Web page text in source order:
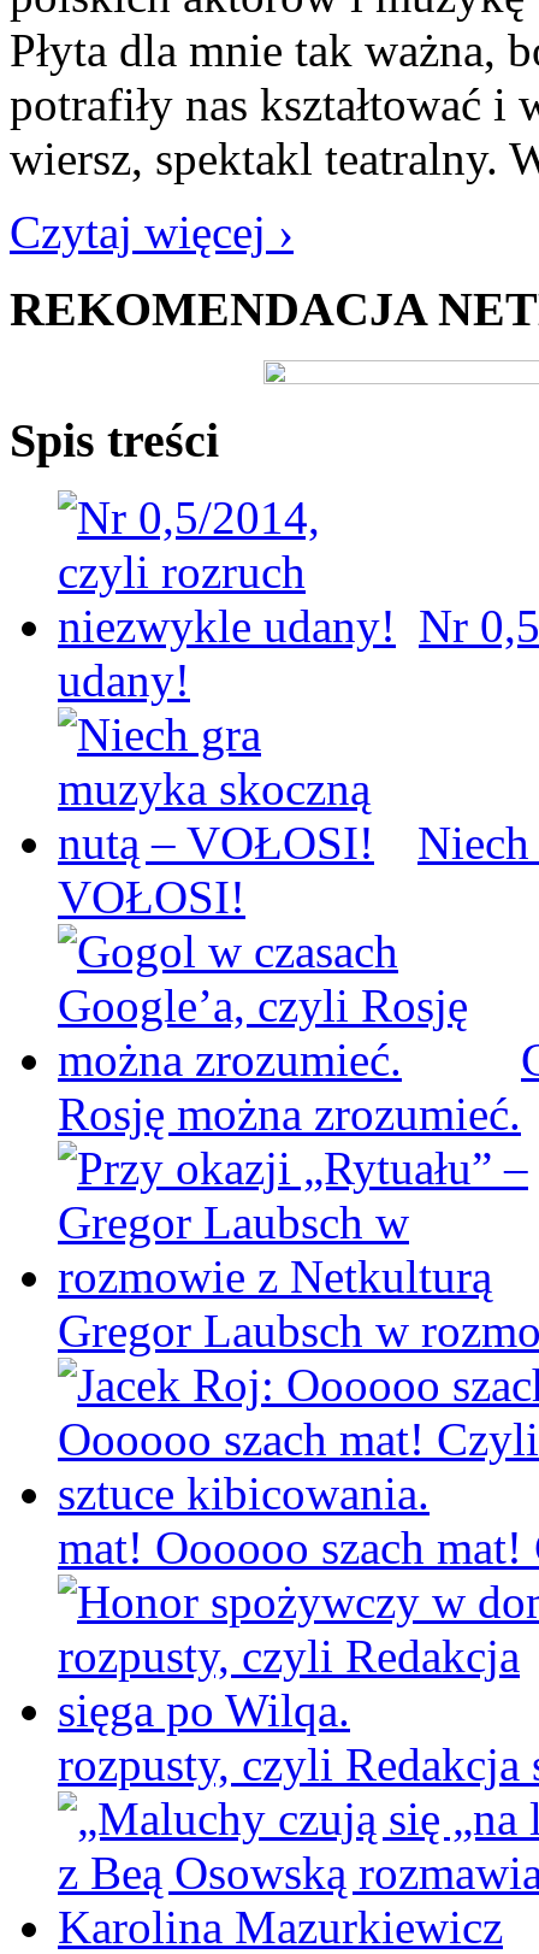
Płyta dla mnie tak ważna,
potrafiły nas kształtować i
wiersz, spektakl teatralny.
Czytaj więcej ›
REKOMENDACJA
Spis treści
Nr
udany!
VOŁOSI!
Rosję można zrozumieć.
Gregor Laubsch w
mat! Oooooo szach
rozpusty, czyli Redakcja